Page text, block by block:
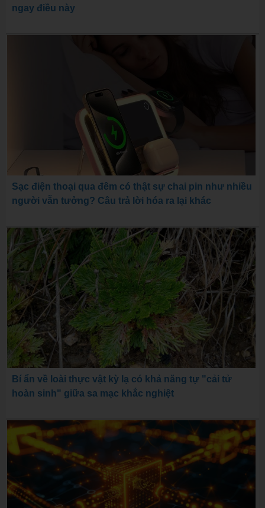
ngay điều này
Sạc điện thoại qua đêm có thật sự chai pin như nhiều
người vẫn tưởng? Câu trả lời hóa ra lại khác
Bí ẩn về loài thực vật kỳ lạ có khả năng tự "cải tử
hoàn sinh" giữa sa mạc khắc nghiệt